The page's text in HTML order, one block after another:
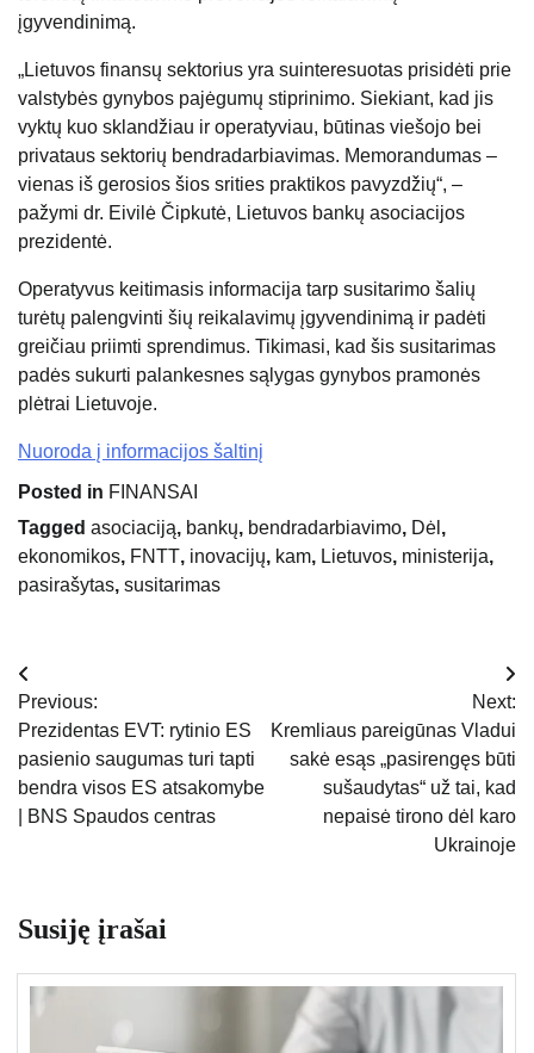
įgyvendinimą.
„Lietuvos finansų sektorius yra suinteresuotas prisidėti prie
valstybės gynybos pajėgumų stiprinimo. Siekiant, kad jis
vyktų kuo sklandžiau ir operatyviau, būtinas viešojo bei
privataus sektorių bendradarbiavimas. Memorandumas –
vienas iš gerosios šios srities praktikos pavyzdžių“, –
pažymi dr. Eivilė Čipkutė, Lietuvos bankų asociacijos
prezidentė.
Operatyvus keitimasis informacija tarp susitarimo šalių
turėtų palengvinti šių reikalavimų įgyvendinimą ir padėti
greičiau priimti sprendimus. Tikimasi, kad šis susitarimas
padės sukurti palankesnes sąlygas gynybos pramonės
plėtrai Lietuvoje.
Nuoroda į informacijos šaltinį
Posted in FINANSAI
Tagged asociaciją, bankų, bendradarbiavimo, Dėl ,
ekonomikos, FNTT, inovacijų, kam, Lietuvos, ministerija,
pasirašytas, susitarimas
Navigacija
tarp
įrašų
Previous:
Prezidentas EVT: rytinio ES
pasienio saugumas turi tapti
bendra visos ES atsakomybe
| BNS Spaudos centras
Next:
Kremliaus pareigūnas Vladui
sakė esąs „pasirengęs būti
sušaudytas“ už tai, kad
nepaisė tirono dėl karo
Ukrainoje
Susiję įrašai